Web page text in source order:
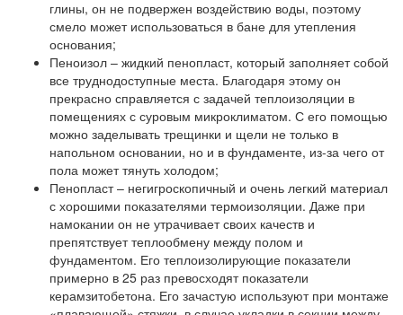
глины, он не подвержен воздействию воды, поэтому
смело может использоваться в бане для утепления
основания;
Пеноизол – жидкий пенопласт, который заполняет собой
все труднодоступные места. Благодаря этому он
прекрасно справляется с задачей теплоизоляции в
помещениях с суровым микроклиматом. С его помощью
можно заделывать трещинки и щели не только в
напольном основании, но и в фундаменте, из-за чего от
пола может тянуть холодом;
Пенопласт– негигроскопичный и очень легкий материал
с хорошими показателями термоизоляции. Даже при
намокании он не утрачивает своих качеств и
препятствует теплообмену между полом и
фундаментом. Его теплоизолирующие показатели
примерно в 25 раз превосходят показатели
керамзитобетона. Его зачастую используют при монтаже